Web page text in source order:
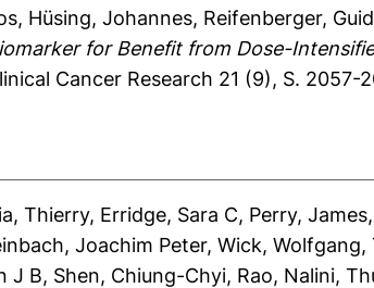
, Hüsing, Johannes, Reifenberger,
for Benefit from Dose-
Cancer Research 21 (9), S. 2057-
Thierry, Erridge, Sara C, Perry, James,
Joachim Peter,Wick, Wolfgang,
J B, Shen, Chiung-Chyi, Rao, Nalini,